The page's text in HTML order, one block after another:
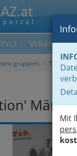
V
Mit
gruppiert TaO! -